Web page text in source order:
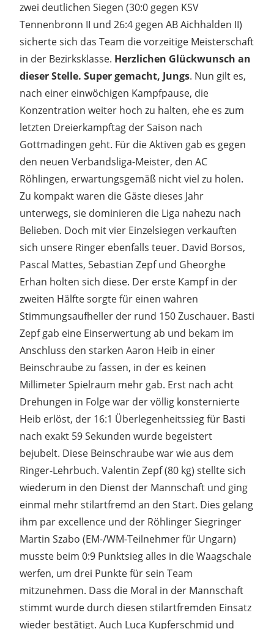
zwei deutlichen Siegen (30:0 gegen KSV
Tennenbronn II und 26:4 gegen AB Aichhalden II)
sicherte sich das Team die vorzeitige Meisterschaft
in der Bezirksklasse. Herzlichen Glückwunsch an
dieser Stelle. Super gemacht, Jungs. Nun gilt es,
nach einer einwöchigen Kampfpause, die
Konzentration weiter hoch zu halten, ehe es zum
letzten Dreierkampftag der Saison nach
Gottmadingen geht. Für die Aktiven gab es gegen
den neuen Verbandsliga-Meister, den AC
Röhlingen, erwartungsgemäß nicht viel zu holen.
Zu kompakt waren die Gäste dieses Jahr
unterwegs, sie dominieren die Liga nahezu nach
Belieben. Doch mit vier Einzelsiegen verkauften
sich unsere Ringer ebenfalls teuer. David Borsos,
Pascal Mattes, Sebastian Zepf und Gheorghe
Erhan holten sich diese. Der erste Kampf in der
zweiten Hälfte sorgte für einen wahren
Stimmungsaufheller der rund 150 Zuschauer. Basti
Zepf gab eine Einserwertung ab und bekam im
Anschluss den starken Aaron Heib in einer
Beinschraube zu fassen, in der es keinen
Millimeter Spielraum mehr gab. Erst nach acht
Drehungen in Folge war der völlig konsternierte
Heib erlöst, der 16:1 Überlegenheitssieg für Basti
nach exakt 59 Sekunden wurde begeistert
bejubelt. Diese Beinschraube war wie aus dem
Ringer-Lehrbuch. Valentin Zepf (80 kg) stellte sich
wiederum in den Dienst der Mannschaft und ging
einmal mehr stilartfremd an den Start. Dies gelang
ihm par excellence und der Röhlinger Siegringer
Martin Szabo (EM-/WM-Teilnehmer für Ungarn)
musste beim 0:9 Punktsieg alles in die Waagschale
werfen, um drei Punkte für sein Team
mitzunehmen. Dass die Moral in der Mannschaft
stimmt wurde durch diesen stilartfremden Einsatz
wieder bestätigt. Auch Luca Kupferschmid und